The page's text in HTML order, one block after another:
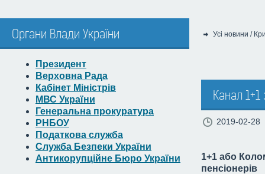
Органи Влади України
Президент
Верховна Рада
Кабінет Міністрів
МВС України
Генеральна прокуратура
РНБОУ
Податкова служба
Служба Безпеки України
Антикорупційне Бюро України
Усі новини /
Канал
2019-02-28
1+1 або
пенсіонерів